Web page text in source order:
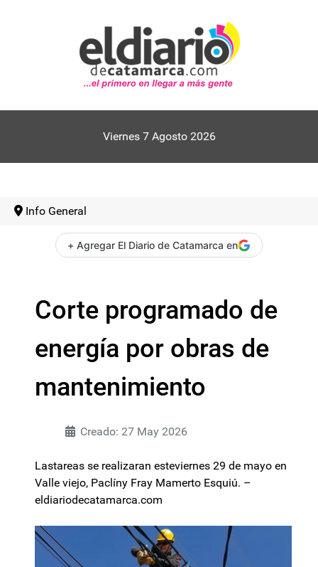
Viernes 7 Agosto 2026
Info General
+ Agregar El Diario de Catamarca en
Corte programado de
energía por obras de
mantenimiento
Creado: 27 May 2026
Lastareas se realizaran esteviernes 29 de mayo en
Valle viejo, Paclíny Fray Mamerto Esquiú. –
eldiariodecatamarca.com